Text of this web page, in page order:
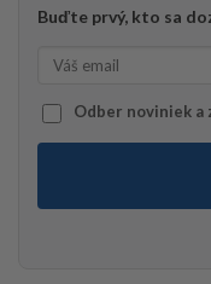
Buďte prvý, kto sa
Odber noviniek a